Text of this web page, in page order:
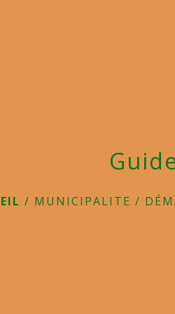
/ MUNICIPALITE /